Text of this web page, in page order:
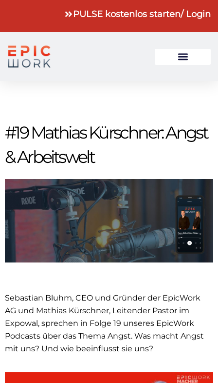
PULSE kostenlos starten/ Login
#19 Mathias Kürschner: Angst
& Arbeitswelt
Sebastian Bluhm, CEO und Gründer der EpicWork
AG und Mathias Kürschner, Leitender Pastor im
Expowal, sprechen in Folge 19 unseres EpicWork
Podcasts über das Thema Angst. Was macht Angst
mit uns? Und wie beeinflusst sie uns?